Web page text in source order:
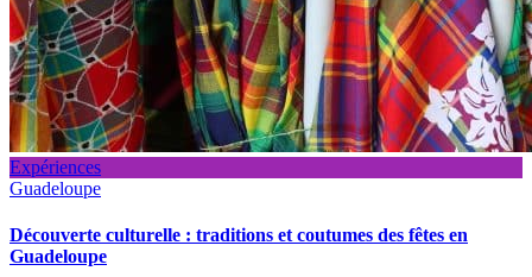
Expériences
Guadeloupe
Découverte culturelle : traditions et coutumes des fêtes en
Guadeloupe